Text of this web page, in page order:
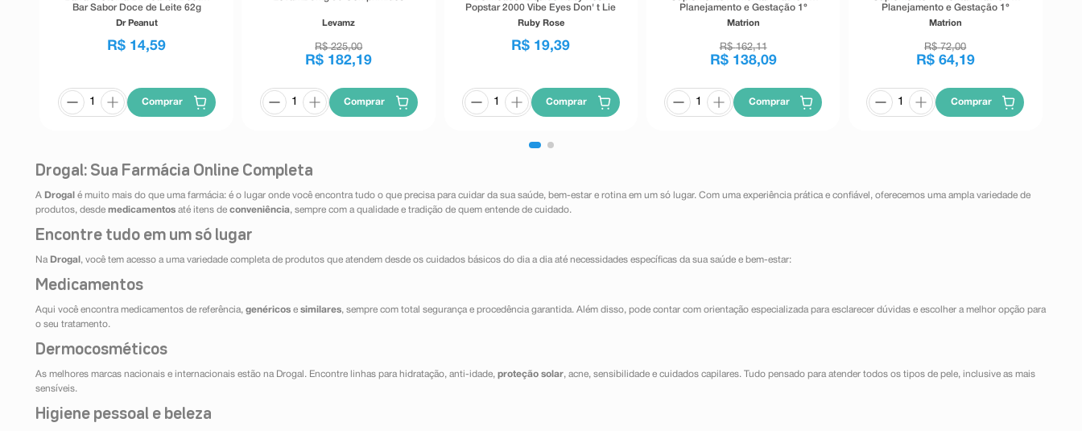
Bar Sabor Doce de Leite 62g
Dr Peanut
R$ 14,59
Comprar
Levamz
R$ 225,00
R$ 182,19
Comprar
Popstar 2000 Vibe Eyes Don' t Lie
Preto 5,5g
Ruby Rose
R$ 19,39
Comprar
Planejamento e Gestação 1°
Trimestre 90 Comprimidos
Revestidos
Matrion
R$ 162,11
R$ 138,09
Comprar
Planejamento e Gestação 1°
Trimestre 30 Comprimidos
Revestidos
Matrion
R$ 72,00
R$ 64,19
Comprar
Drogal: Sua Farmácia Online Completa
A Drogal é muito mais do que uma farmácia: é o lugar onde você encontra tudo o que precisa para cuidar da sua saúde, bem-estar e rotina em um só lugar. Com uma experiência prática e confiável, oferecemos uma ampla variedade de
produtos, desde medicamentos até itens de conveniência, sempre com a qualidade e tradição de quem entende de cuidado.
Encontre tudo em um só lugar
Na Drogal , você tem acesso a uma variedade completa de produtos que atendem desde os cuidados básicos do dia a dia até necessidades específicas da sua saúde e bem-estar:
Medicamentos
Aqui você encontra medicamentos de referência, genéricos e similares, sempre com total segurança e procedência garantida. Além disso, pode contar com orientação especializada para esclarecer dúvidas e escolher a melhor opção para
o seu tratamento.
Dermocosméticos
As melhores marcas nacionais e internacionais estão na Drogal. Encontre linhas para hidratação, anti-idade, proteção solar, acne, sensibilidade e cuidados capilares. Tudo pensado para atender todos os tipos de pele, inclusive as mais
sensíveis.
Higiene pessoal e beleza